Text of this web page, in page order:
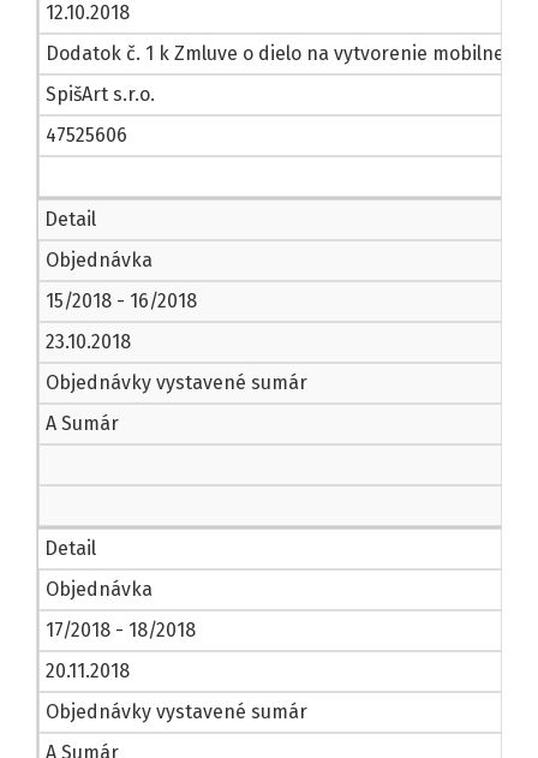
12.10.2018
Dodatok č. 1 k Zmluve o dielo na vytvorenie mobilnej
SpišArt s.r.o.
47525606
Detail
Objednávka
15/2018 - 16/2018
23.10.2018
Objednávky vystavené sumár
A Sumár
Detail
Objednávka
17/2018 - 18/2018
20.11.2018
Objednávky vystavené sumár
A Sumár